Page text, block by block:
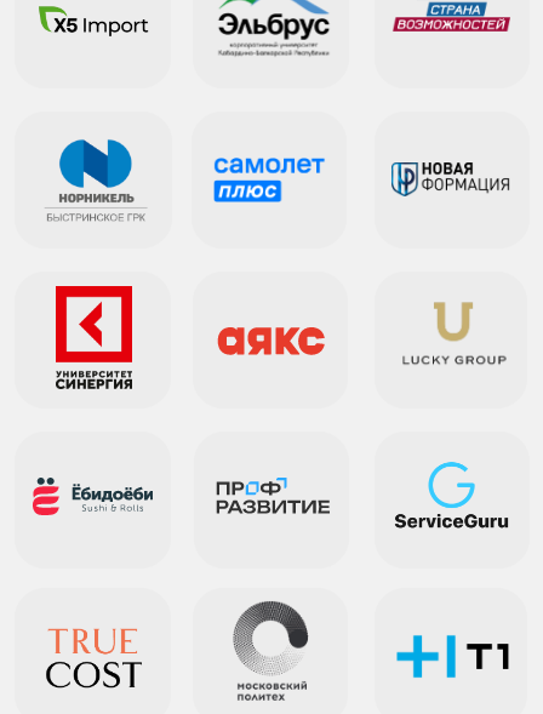
SkillCode превращает результаты оценки в
понятные кадровые решения: кого нанимать,
ГОТОВЫЕ РЕЗУЛЬТАТЫ
ВАШЕМ КАБИНЕТЕ